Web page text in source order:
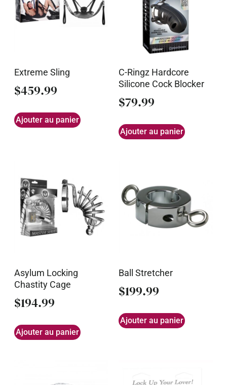
Extreme Sling
$459.99
Ajouter au panier
C-Ringz Hardcore
Silicone Cock Blocker
$79.99
Ajouter au panier
Asylum Locking
Chastity Cage
$194.99
Ajouter au panier
Ball Stretcher
$199.99
Ajouter au panier